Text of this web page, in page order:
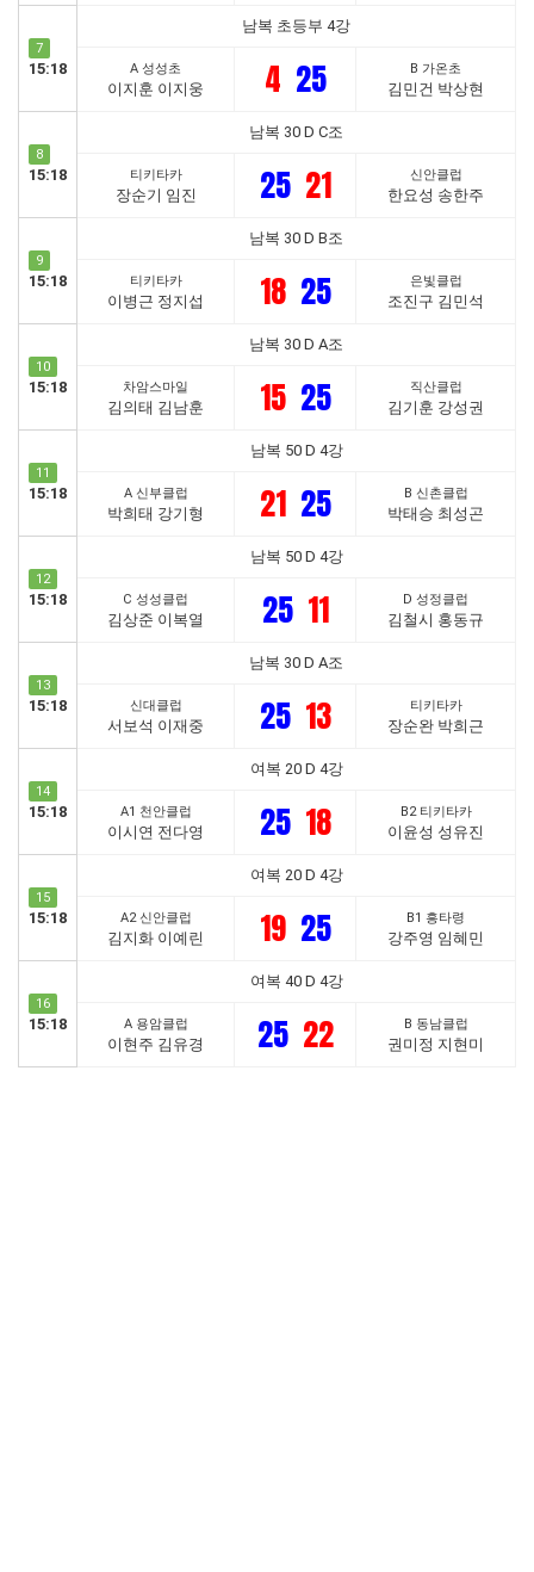
7
15:18
남복 초등부 4강
A 성성초
이지훈 이지웅 4 25 B 가온초
김민건 박상현
8
15:18
남복 30 D C조
티키타카
장순기 임진 25 21 신안클럽
한요성 송한주
9
15:18
남복 30 D B조
티키타카
이병근 정지섭 18 25 은빛클럽
조진구 김민석
10
15:18
남복 30 D A조
차암스마일
김의태 김남훈 15 25 직산클럽
김기훈 강성권
11
15:18
남복 50 D 4강
A 신부클럽
박희태 강기형 21 25 B 신촌클럽
박태승 최성곤
12
15:18
남복 50 D 4강
C 성성클럽
김상준 이복열 25 11 D 성정클럽
김철시 홍동규
13
15:18
남복 30 D A조
신대클럽
서보석 이재중 25 13 티키타카
장순완 박희근
14
15:18
여복 20 D 4강
A1 천안클럽
이시연 전다영 25 18 B2 티키타카
이윤성 성유진
15
15:18
여복 20 D 4강
A2 신안클럽
김지화 이예린 19 25 B1 흥타령
강주영 임혜민
16
15:18
여복 40 D 4강
A 용암클럽
이현주 김유경 25 22 B 동남클럽
권미정 지현미